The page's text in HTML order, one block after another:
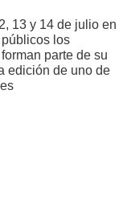
13 y 14 de julio en
los
parte de su
edición de uno de